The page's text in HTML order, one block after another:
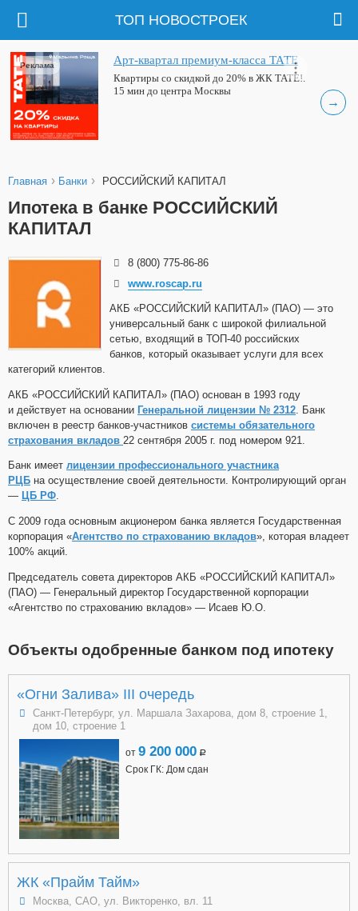
ТОП НОВОСТРОЕК
→
Арт-квартал премиум-класса ТАТЕ
Квартиры со скидкой до 20% в ЖК ТАТЕ!.
15 мин до центра Москвы
Реклама
Главная › Банки › РОССИЙСКИЙ КАПИТАЛ
Ипотека в банке РОССИЙСКИЙ
КАПИТАЛ
8 (800) 775-86-86
www.roscap.ru
АКБ «РОССИЙСКИЙ КАПИТАЛ» (ПАО) — это
универсальный банк с широкой филиальной
сетью, входящий в ТОП-40 российских
банков, который оказывает услуги для всех
категорий клиентов.
АКБ «РОССИЙСКИЙ КАПИТАЛ» (ПАО) основан в 1993 году
и действует на основании Генеральной лицензии № 2312 . Банк
включен в реестр банков-участников системы обязательного
страхования вкладов 22 сентября 2005 г. под номером 921.
Банк имеет лицензии профессионального участника
РЦБ на осуществление своей деятельности. Контролирующий орган
— ЦБ РФ.
С 2009 года основным акционером банка является Государственная
корпорация «Агентство по страхованию вкладов», которая владеет
100% акций.
Председатель совета директоров АКБ «РОССИЙСКИЙ КАПИТАЛ»
(ПАО) — Генеральный директор Государственной корпорации
«Агентство по страхованию вкладов» — Исаев Ю.О.
Объекты одобренные банком под ипотеку
«Огни Залива» III очередь
Санкт-Петербург, ул. Маршала Захарова, дом 8, строение 1,
дом 10, строение 1
от 9 200 000 a
Срок ГК: Дом сдан
ЖК «Прайм Тайм»
Москва, САО, ул. Викторенко, вл. 11